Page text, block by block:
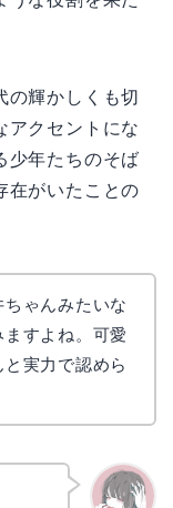
の輝かしくも切
アクセントにな
少年たちのそば
在がいたことの
ゃんみたいな
すよね。可愛
実力で認めら